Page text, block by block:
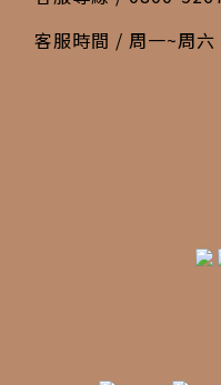
客服時間 / 周一~周